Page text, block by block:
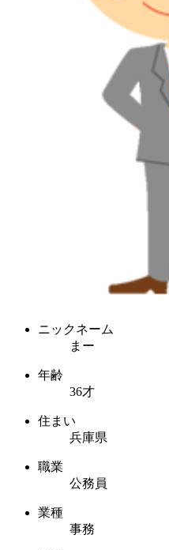
ニックネーム
まー
年齢
36才
住まい
兵庫県
職業
公務員
業種
事務